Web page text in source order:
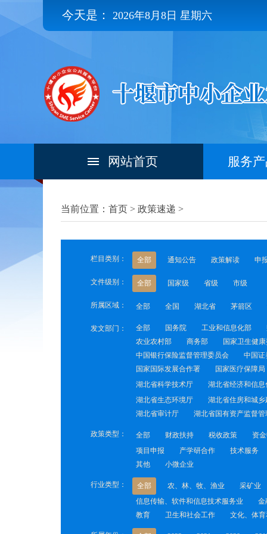
今天是： 2026年8月8日 星期六
网站首页 服务
当前位置：首页 > 政策速递 >
栏目类别： 全部 通知公告 政策解读 申
文件级别： 全部 国家级 省级 市级
所属区域： 全部 全国 湖北省 茅箭区
发文部门： 全部 国务院 工业和信息化部
农业农村部
商务部 国家卫生健
中国银行保险监督管理委员会
中国证
国家国际发展合作署
国家医疗保障局
湖北省科学技术厅
湖北省经济和信息
湖北省生态环境厅
湖北省住房和城乡
湖北省审计厅
湖北省国有资产监督管
政策类型： 全部 财政扶持 税收政策 资
项目申报
产学研合作 技术服务
其他
小微企业
行业类型： 全部 农、林、牧、渔业 采矿业
信息传输、软件和信息技术服务业
金
教育
卫生和社会工作 文化、体